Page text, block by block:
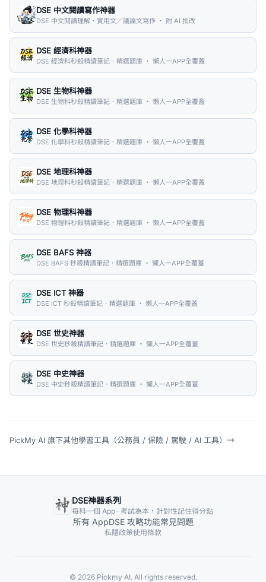
DSE 中文閱讀寫作神器
DSE 中文閱讀理解．實用文／議論文寫作 ・ 附 AI 批改
DSE 經濟科神器
DSE 經濟科秒殺精讀筆記．精選題庫 ・ 懶人一APP全覆蓋
DSE 生物科神器
DSE 生物科秒殺精讀筆記．精選題庫 ・ 懶人一APP全覆蓋
DSE 化學科神器
DSE 化學科秒殺精讀筆記．精選題庫 ・ 懶人一APP全覆蓋
DSE 地理科神器
DSE 地理科秒殺精讀筆記．精選題庫 ・ 懶人一APP全覆蓋
DSE 物理科神器
DSE 物理科秒殺精讀筆記．精選題庫 ・ 懶人一APP全覆蓋
DSE BAFS 神器
DSE BAFS 秒殺精讀筆記．精選題庫 ・ 懶人一APP全覆蓋
DSE ICT 神器
DSE ICT 秒殺精讀筆記．精選題庫 ・ 懶人一APP全覆蓋
DSE 世史神器
DSE 世史秒殺精讀筆記．精選題庫 ・ 懶人一APP全覆蓋
DSE 中史神器
DSE 中史秒殺精讀筆記．精選題庫 ・ 懶人一APP全覆蓋
PickMy AI 旗下其他學習工具（公務員 / 保險 / 駕駛 / AI 工具） →
DSE神器系列
每科一個 App · 考試為本，針對性記住得分點
所有 AppDSE 攻略功能常見問題
私隱政策使用條款
© 2026 Pickmy AI. All rights reserved.